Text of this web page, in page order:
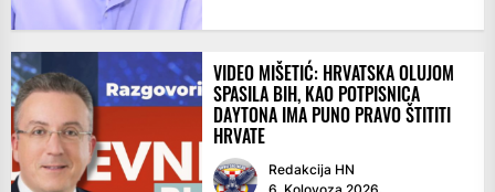
VIDEO MIŠETIĆ: HRVATSKA OLUJOM
SPASILA BIH, KAO POTPISNICA
DAYTONA IMA PUNO PRAVO ŠTITITI
HRVATE
Redakcija HN